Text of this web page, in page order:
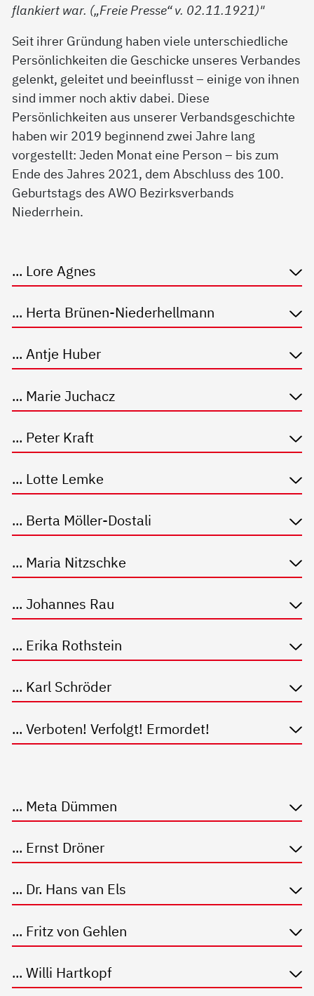
flankiert war. („Freie Presse“ v. 02.11.1921)"
Seit ihrer Gründung haben viele unterschiedliche
Persönlichkeiten die Geschicke unseres Verbandes
gelenkt, geleitet und beeinflusst – einige von ihnen
sind immer noch aktiv dabei. Diese
Persönlichkeiten aus unserer Verbandsgeschichte
haben wir 2019 beginnend zwei Jahre lang
vorgestellt: Jeden Monat eine Person – bis zum
Ende des Jahres 2021, dem Abschluss des 100.
Geburtstags des AWO Bezirksverbands
Niederrhein.
... Lore Agnes
... Herta Brünen-Niederhellmann
... Antje Huber
... Marie Juchacz
... Peter Kraft
... Lotte Lemke
... Berta Möller-Dostali
... Maria Nitzschke
... Johannes Rau
... Erika Rothstein
... Karl Schröder
... Verboten! Verfolgt! Ermordet!
... Meta Dümmen
... Ernst Dröner
... Dr. Hans van Els
... Fritz von Gehlen
... Willi Hartkopf